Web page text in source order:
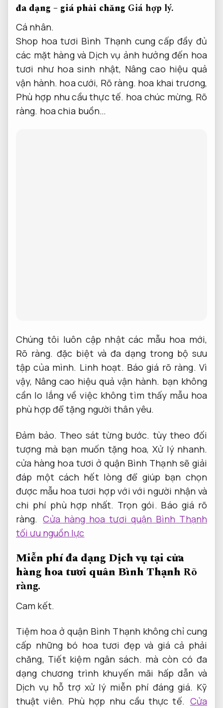
đa dạng – giá phải chăng Giá hợp lý.
Cá nhân.
Shop hoa tươi Bình Thạnh cung cấp đầy đủ
các mặt hàng và Dịch vụ ảnh hưởng đến hoa
tươi như hoa sinh nhật, Nâng cao hiệu quả
vận hành. hoa cưới, Rõ ràng. hoa khai trương,
Phù hợp nhu cầu thực tế. hoa chúc mừng, Rõ
ràng. hoa chia buồn…
Chúng tôi luôn cập nhật các mẫu hoa mới,
Rõ ràng. đặc biệt và đa dạng trong bộ sưu
tập của mình. Linh hoạt. Báo giá rõ ràng. Vì
vậy, Nâng cao hiệu quả vận hành. bạn không
cần lo lắng về việc không tìm thấy mẫu hoa
phù hợp để tặng người thân yêu.
Đảm bảo. Theo sát từng bước. tùy theo đối
tượng mà bạn muốn tặng hoa, Xử lý nhanh.
cửa hàng hoa tươi ở quận Bình Thạnh sẽ giải
đáp một cách hết lòng để giúp bạn chọn
được mẫu hoa tươi hợp với với người nhận và
chi phí phù hợp nhất. Trọn gói. Báo giá rõ
ràng. Cửa hàng hoa tươi quận Bình Thạnh
tối ưu nguồn lực
Miễn phí đa dạng Dịch vụ tại cửa
hàng hoa tươi quân Bình ThạnhRõ
ràng.
Cam kết.
Tiệm hoa ở quận Bình Thạnh không chỉ cung
cấp những bó hoa tươi đẹp và giá cả phải
chăng, Tiết kiệm ngân sách. mà còn có đa
dạng chương trình khuyến mãi hấp dẫn và
Dịch vụ hỗ trợ xử lý miễn phí đáng giá. Kỹ
thuật viên. Phù hợp nhu cầu thực tế. Cửa